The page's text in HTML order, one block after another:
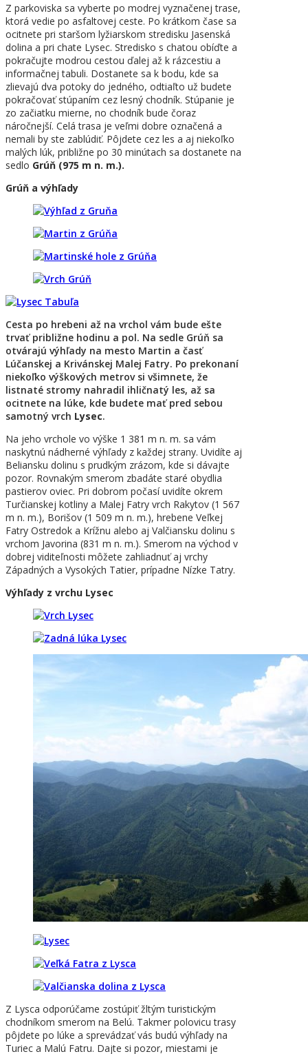
Z parkoviska sa vyberte po modrej vyznačenej trase,
ktorá vedie po asfaltovej ceste. Po krátkom čase sa
ocitnete pri staršom lyžiarskom stredisku Jasenská
dolina a pri chate Lysec. Stredisko s chatou obíďte a
pokračujte modrou cestou ďalej až k rázcestiu a
informačnej tabuli. Dostanete sa k bodu, kde sa
zlievajú dva potoky do jedného, odtiaľto už budete
pokračovať stúpaním cez lesný chodník. Stúpanie je
zo začiatku mierne, no chodník bude čoraz
náročnejší. Celá trasa je veľmi dobre označená a
nemali by ste zablúdiť. Pôjdete cez les a aj niekoľko
malých lúk, približne po 30 minútach sa dostanete na
sedlo Grúň (975 m n. m.).
Grúň a výhľady
Cesta po hrebeni až na vrchol vám bude ešte
trvať približne hodinu a pol. Na sedle Grúň sa
otvárajú výhľady na mesto Martin a časť
Lúčanskej a Krivánskej Malej Fatry. Po prekonaní
niekoľko výškových metrov si všimnete, že
listnaté stromy nahradil ihličnatý les, až sa
ocitnete na lúke, kde budete mať pred sebou
samotný vrch Lysec.
Na jeho vrchole vo výške 1 381 m n. m. sa vám
naskytnú nádherné výhľady z každej strany. Uvidíte aj
Beliansku dolinu s prudkým zrázom, kde si dávajte
pozor. Rovnakým smerom zbadáte staré obydlia
pastierov oviec. Pri dobrom počasí uvidíte okrem
Turčianskej kotliny a Malej Fatry vrch Rakytov (1 567
m n. m.), Borišov (1 509 m n. m.), hrebene Veľkej
Fatry Ostredok a Krížnu alebo aj Valčiansku dolinu s
vrchom Javorina (831 m n. m.). Smerom na východ v
dobrej viditeľnosti môžete zahliadnuť aj vrchy
Západných a Vysokých Tatier, prípadne Nízke Tatry.
Výhľady z vrchu Lysec
Z Lysca odporúčame zostúpiť žltým turistickým
chodníkom smerom na Belú. Takmer polovicu trasy
pôjdete po lúke a sprevádzať vás budú výhľady na
Turiec a Malú Fatru. Dajte si pozor, miestami je